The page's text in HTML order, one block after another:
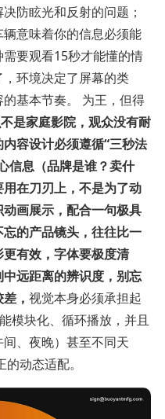
防眩光和反射的问题；
意味着你的信息必须能
要观看15秒才能懂的情
环境决定了屏幕的类
基本节奏。 为王，但得
是家庭影院，观众没有耐
容设计必须遵循“三秒法
信息（品牌是谁？卖什
在刀刃上，不是为了动
画展示，配合一句极具
的产品镜头，往往比一
有效，字体要极度清
远距离的辨识度，别忘
， 视觉本身必须承担起
模块化、循环播放，并且
、夜晚）甚至不同天
动态适配。